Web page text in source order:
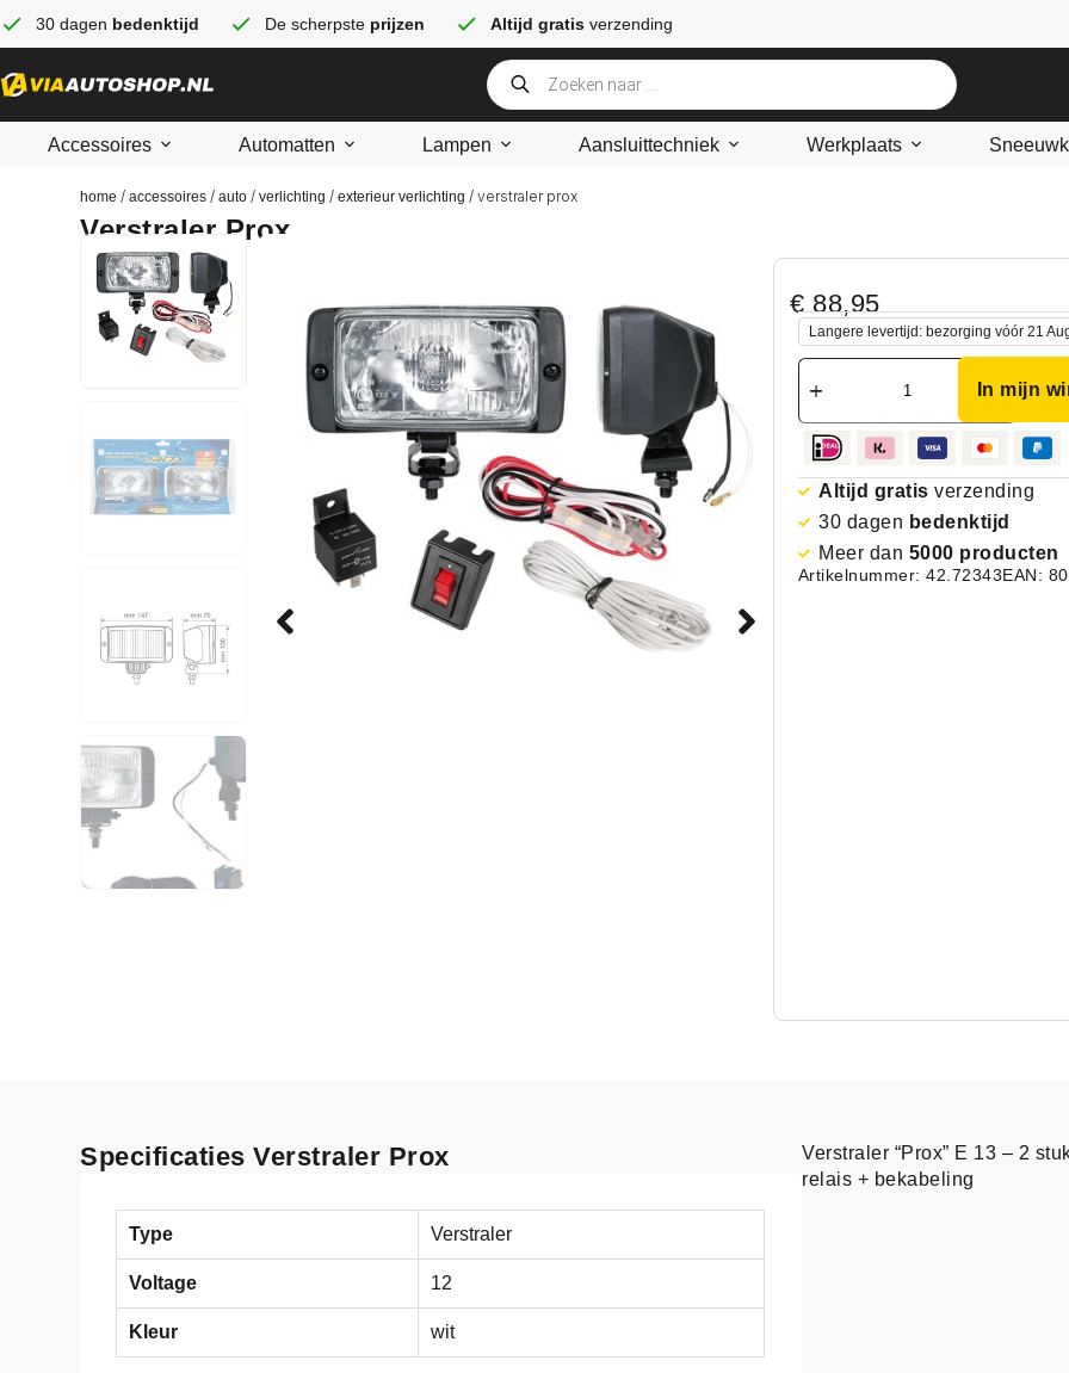
30 dagen bedenktijd De scherpste prijzen Altijd gratis verzending
Accessoires Automatten Lampen Aansluittechniek Werkplaats
home /accessoires /auto /verlichting /exterieur verlichting / verstraler prox
Verstraler Prox
€88,95
Langere levertijd: bezorging vóór 21
In mijn
Altijd gratis verzending
30 dagen bedenktijd
Meer dan 5000 producten
Artikelnummer: 42.72343EAN:
Specificaties Verstraler Prox
Type Verstraler
Voltage 12
Kleur wit
Verstraler “Prox” E 13 – 2
relais + bekabeling